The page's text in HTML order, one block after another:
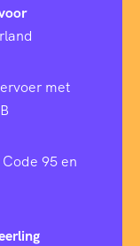
met
95 en